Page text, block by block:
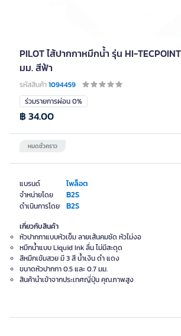
PILOT ไส้ปากกาหมึกน้ำ รุ่น HI-
มม. สีฟ้า
รหัสสินค้า1094459
แบรนด์ ไพล็อต
จำหน่ายโดย B2S
ดำเนินการโดย B2S
ร่วมรายการผ่อน 0%
หมดชั่วคราว
฿ 34.00
เกี่ยวกับสินค้า
หัวปากกาแบบหัวเข็ม ลายเส้นคมชัด หัวไม่งอ
หมึกน้ำแบบ Liquid Ink ลื่น ไม่มีสะดุด
สีหมึกเข้มสวย มี 3 สี น้ำเงิน ดำ แดง
ขนาดหัวปากกา 0.5 และ 0.7 มม.
สินค้านำเข้าจากประเทศญี่ปุ่น คุณภาพสูง